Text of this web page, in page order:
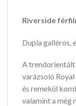
Riverside
Dupla galléros,
A
varázsoló
és remekül
valamint a még